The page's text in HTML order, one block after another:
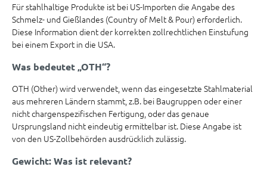
Für stahlhaltige Produkte ist bei US-Importen die Angabe des
Schmelz- und Gießlandes (Country of Melt & Pour) erforderlich.
Diese Information dient der korrekten zollrechtlichen Einstufung
bei einem Export in die USA.
Was bedeutet „OTH“?
OTH (Other) wird verwendet, wenn das eingesetzte Stahlmaterial
aus mehreren Ländern stammt, z.B. bei Baugruppen oder einer
nicht chargenspezifischen Fertigung, oder das genaue
Ursprungsland nicht eindeutig ermittelbar ist. Diese Angabe ist
von den US-Zollbehörden ausdrücklich zulässig.
Gewicht: Was ist relevant?